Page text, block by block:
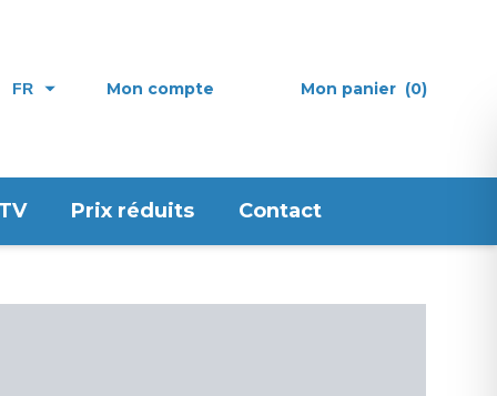
FR Mon compte Mon panier (0)
Prix réduits Contact